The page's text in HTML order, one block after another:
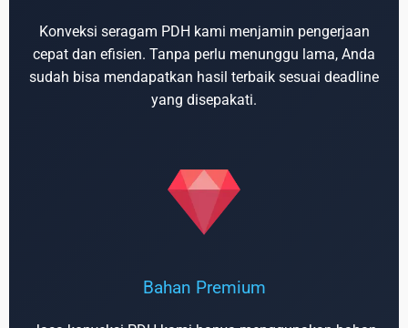
Konveksi seragam PDH kami menjamin pengerjaan
cepat dan efisien. Tanpa perlu menunggu lama, Anda
sudah bisa mendapatkan hasil terbaik sesuai deadline
yang disepakati.
Bahan Premium